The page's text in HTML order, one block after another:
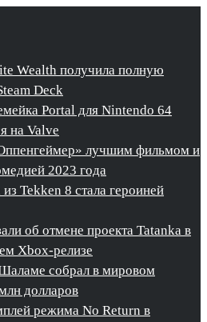
Wealth получила полную
Deck
Portal для Nintendo 64
на Valve
лучшим фильмом и
2023 года
Tekken 8 стала героиней
об отмене проекта Tatanka в
Xbox-релизе
собрал в мировом
долларов
режима No Return в